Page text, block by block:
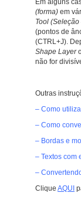
Em alguns
(forma) em
Tool
(pontos de
(CTRL+J).
Shape Layer
não for
Outras
– Como
– Como
– Bordas e
– Textos com
–
Clique AQUI